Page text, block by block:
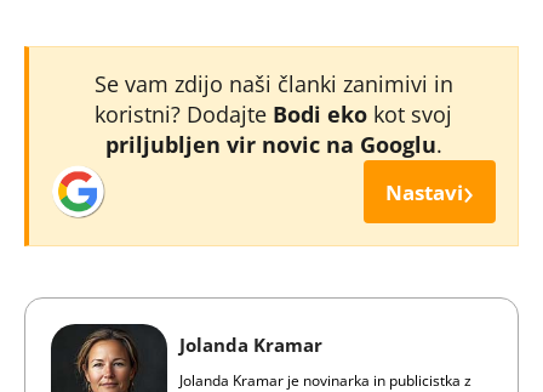
Se vam zdijo naši članki zanimivi in
koristni? Dodajte Bodi eko kot svoj
priljubljen vir novic na Googlu.
Nastavi›
Jolanda Kramar
Jolanda Kramar je novinarka in publicistka z